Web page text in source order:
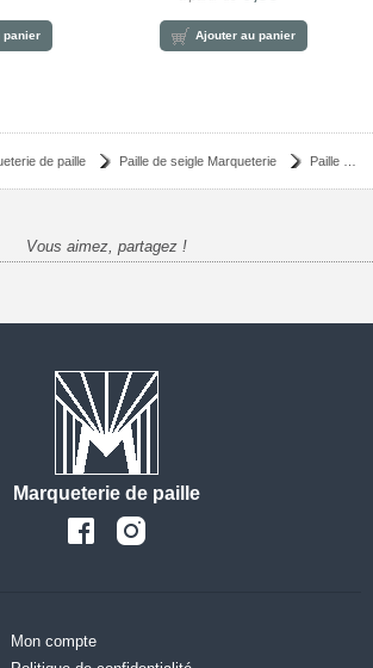
panier Ajouter au panier
de paille Paille de seigle Marqueterie Paille de seigle vert bouteille
Vous aimez, partagez !
Marqueterie de paille
Mon compte